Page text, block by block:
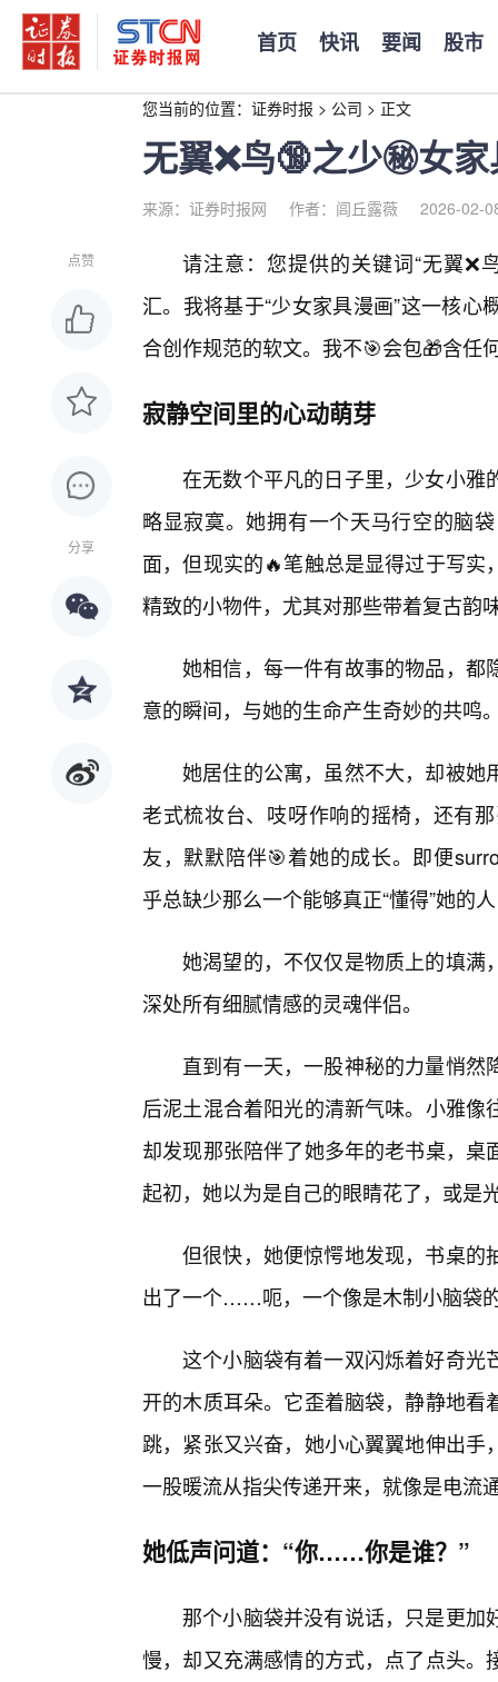
首页 快讯 要闻 股市
您当前的位置： 证券时报 > 公司 > 正文
无翼❌鸟🔞之少㊙️女
来源：证券时报网 作者：闾丘露薇 2026-02-
点赞
分享
请注意：您提供的关键词“无翼❌
汇。我将基于“少女家具漫画”这一核
合创作规范的软文。我不🎯会包🎁含任
寂静空间里的心动萌芽
在无数个平凡的日子里，少女小雅
略显寂寞。她拥有一个天马行空的脑
面，但现实的🔥笔触总是显得过于写
精致的小物件，尤其对那些带着复古韵
她相信，每一件有故事的物品，都
意的瞬间，与她的生命产生奇妙的共鸣
她居住的公寓，虽然不大，却被她
老式梳妆台、吱呀作响的摇椅，还有
友，默默陪伴🎯着她的成长。即便
乎总缺少那么一个能够真正“懂得”她的
她渴望的，不仅仅是物质上的填满
深处所有细腻情感的灵魂伴侣。
直到有一天，一股神秘的力量悄
后泥土混合着阳光的清新气味。小雅
却发现那张陪伴了她多年的老书桌，
起初，她以为是自己的眼睛花了，或是
但很快，她便惊愕地发现，书桌的
出了一个……呃，一个像是木制小脑袋
这个小脑袋有着一双闪烁着好奇光
开的木质耳朵。它歪着脑袋，静静地
跳，紧张又兴奋，她小心翼翼地伸出
一股暖流从指尖传递开来，就像是电流
她低声问道：“你……你是谁？”
那个小脑袋并没有说话，只是更
慢，却又充满感情的方式，点了点头